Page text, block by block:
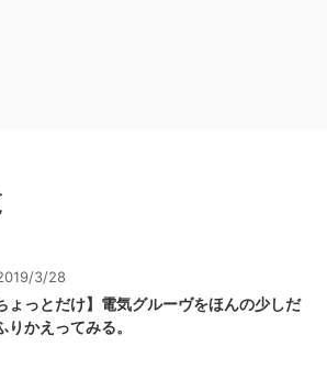
3/28
ょっとだけ】電気グルーヴをほんの少しだ
りかえってみる。